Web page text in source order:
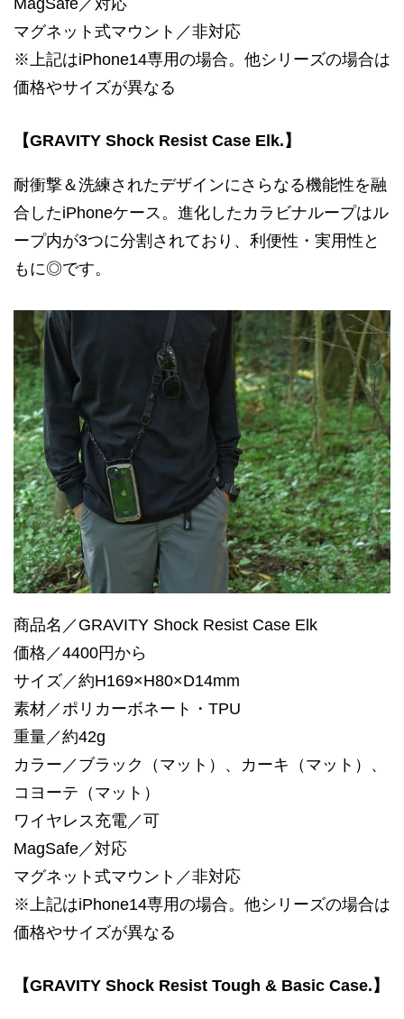
MagSafe／対応
マグネット式マウント／非対応
※上記はiPhone14専用の場合。他シリーズの場合は
価格やサイズが異なる
【GRAVITY Shock Resist Case Elk.】
耐衝撃＆洗練されたデザインにさらなる機能性を融
合したiPhoneケース。進化したカラビナループはル
ープ内が3つに分割されており、利便性・実用性と
もに◎です。
商品名／GRAVITY Shock Resist Case Elk
価格／4400円から
サイズ／約H169×H80×D14mm
素材／ポリカーボネート・TPU
重量／約42g
カラー／ブラック（マット）、カーキ（マット）、
コヨーテ（マット）
ワイヤレス充電／可
MagSafe／対応
マグネット式マウント／非対応
※上記はiPhone14専用の場合。他シリーズの場合は
価格やサイズが異なる
【GRAVITY Shock Resist Tough & Basic Case.】